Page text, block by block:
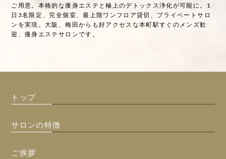
ご用意。本格的な痩身エステと極上のデトックス浄化が可能に。1
日3名限定、完全個室、最上階ワンフロア貸切、プライベートサロ
ンを実現。大阪、梅田からも好アクセスな本町駅すぐのメンズ歓
迎、痩身エステサロンです。
トップ
サロンの特徴
ご挨拶